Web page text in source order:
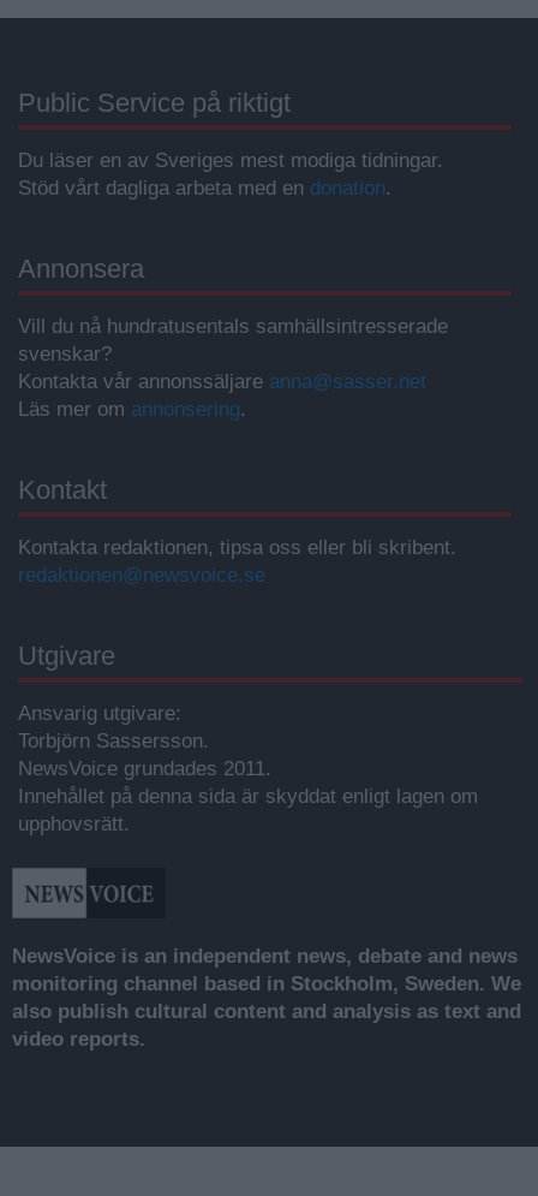
Public Service på riktigt
Du läser en av Sveriges mest modiga tidningar.
Stöd vårt dagliga arbeta med en donation.
Annonsera
Vill du nå hundratusentals samhällsintresserade
svenskar?
Kontakta vår annonssäljare anna@sasser.net
Läs mer om annonsering.
Kontakt
Kontakta redaktionen, tipsa oss eller bli skribent.
redaktionen@newsvoice.se
Utgivare
Ansvarig utgivare:
Torbjörn Sassersson.
NewsVoice grundades 2011.
Innehållet på denna sida är skyddat enligt lagen om
upphovsrätt.
NewsVoice is an independent news, debate and news
monitoring channel based in Stockholm, Sweden. We
also publish cultural content and analysis as text and
video reports.